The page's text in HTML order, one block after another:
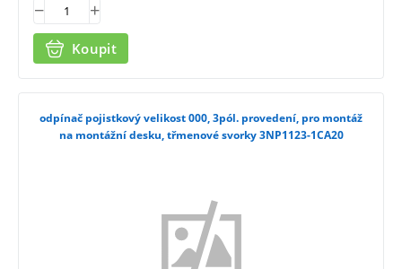
Koupit
odpínač pojistkový velikost 000, 3pól. provedení, pro montáž
na montážní desku, třmenové svorky 3NP1123-1CA20